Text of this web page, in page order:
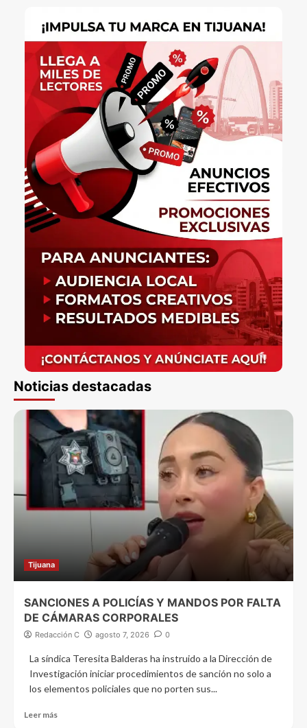
Noticias destacadas
Tijuana
SANCIONES A POLICÍAS Y MANDOS POR FALTA
DE CÁMARAS CORPORALES
Redacción C agosto 7, 2026 0
La síndica Teresita Balderas ha instruido a la Dirección de
Investigación iniciar procedimientos de sanción no solo a
los elementos policiales que no porten sus...
Leer más